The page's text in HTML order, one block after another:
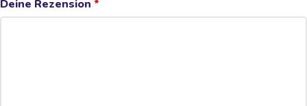
Deine Rezension *